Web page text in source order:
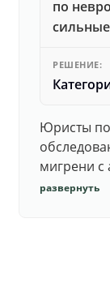
по
РЕШЕНИЕ:
Юристы
мигрени с
добились
развернуть